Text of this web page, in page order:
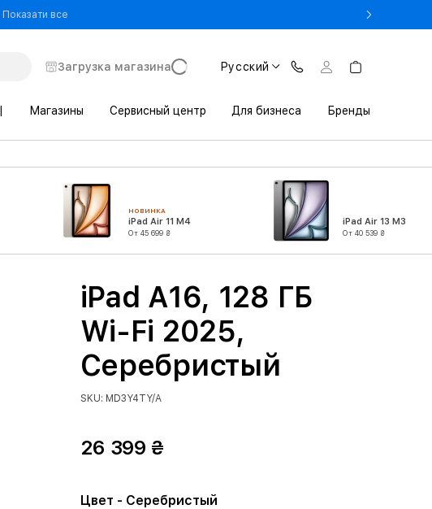
Показати все- Оновіть iPhone за Trade-in в iSpace з вигодою до 3800 грн.
Загрузка магазина Русский
Магазины Сервисный центр Для бизнеса Бренды
НОВИНКА
iPad Air 11 M4
От 45 699 ₴
iPad Air 13 M3
От 40 539 ₴
iPad A16, 128 ГБ
Wi-Fi 2025,
Серебристый
SKU: MD3Y4TY/A
26 399 ₴
Цвет - Серебристый